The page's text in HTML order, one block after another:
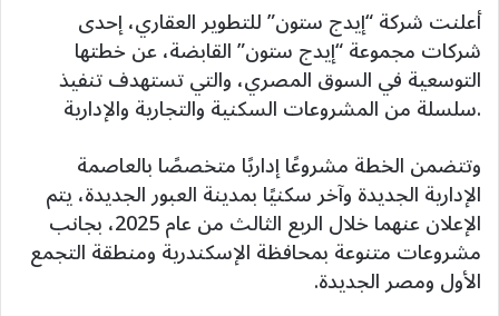
أعلنت شركة “إيدج ستون” للتطوير العقاري، إحدى
شركات مجموعة “إيدج ستون” القابضة، عن خطتها
التوسعية في السوق المصري، والتي تستهدف تنفيذ
سلسلة من المشروعات السكنية والتجارية والإدارية.
وتتضمن الخطة مشروعًا إداريًا متخصصًا بالعاصمة
الإدارية الجديدة وآخر سكنيًا بمدينة العبور الجديدة، يتم
الإعلان عنهما خلال الربع الثالث من عام 2025، بجانب
مشروعات متنوعة بمحافظة الإسكندرية ومنطقة التجمع
الأول ومصر الجديدة.